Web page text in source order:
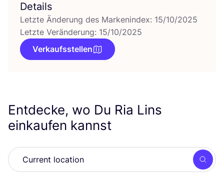
Details
Letzte Änderung des Markenindex: 15/10/2025
Letzte Veränderung: 15/10/2025
Verkaufsstellen
Entdecke, wo Du Ria Lins
einkaufen kannst